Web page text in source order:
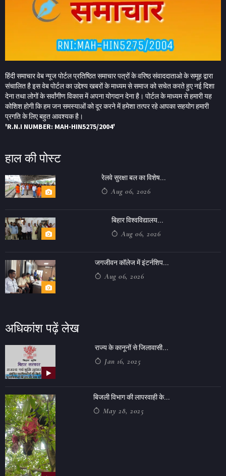
हिंदी समाचार वेब न्यूज पोर्टल प्रतिष्ठित समाचार पत्रों के वरिष्ठ संवाददाताओ के समूह द्वारा
संचालित है इस वेब पोर्टल का उद्देश्य खबरों के माध्यम से समाज को सचेत करते हुए नई दिशा
देना तथा लोगों के सर्वांगीण विकास में अपना योगदान देना है। पोर्टल के माध्यम से हमारी यह
कोशिश होगी कि हम जन समस्याओं को दूर करने में हमेशा तत्पर रहे आपका सहयोग हमारी
प्रगति के लिए बहुत आवश्यक है।
'R.N.I NUMBER: MAH-HIN5275/2004'
हाल की पोस्ट
रेलवे सुरक्षा बल का विशेष...
Aug 06, 2026
बिहार विश्वविद्यालय...
Aug 06, 2026
जगजीवन कॉलेज में इंटर्नशिप...
Aug 06, 2026
अधिकांश पढ़ें लेख
राज्य के कानूनों से जिलावासी...
Jan 16, 2025
बिजली विभाग की लापरवाही के...
May 28, 2025